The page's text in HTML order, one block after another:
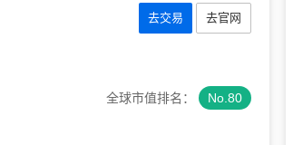
去交易 去官网
全球市值排名： No.80